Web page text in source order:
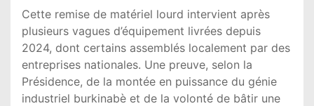
Cette remise de matériel lourd intervient après
plusieurs vagues d’équipement livrées depuis
2024, dont certains assemblés localement par des
entreprises nationales. Une preuve, selon la
Présidence, de la montée en puissance du génie
industriel burkinabè et de la volonté de bâtir une